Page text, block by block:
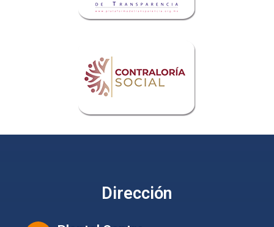
Dirección